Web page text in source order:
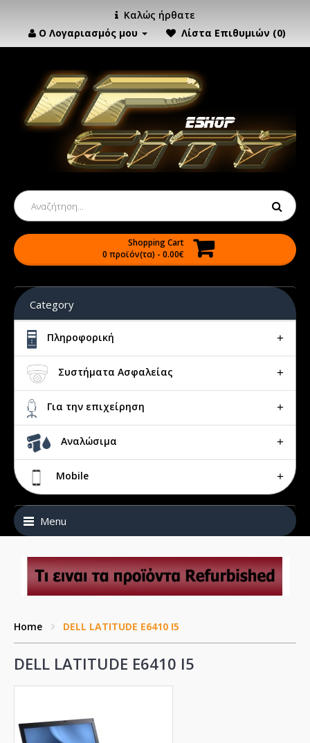
Καλώς ήρθατε
Ο Λογαριασμός μου
Λίστα Επιθυμιών (0)
Shopping Cart
0 προϊόν(τα) - 0.00€
Category
Πληροφορική
Συστήματα Ασφαλείας
Για την επιχείρηση
Αναλώσιμα
Mobile
Menu
Home DELL LATITUDE E6410 I5
DELL LATITUDE E6410 I5